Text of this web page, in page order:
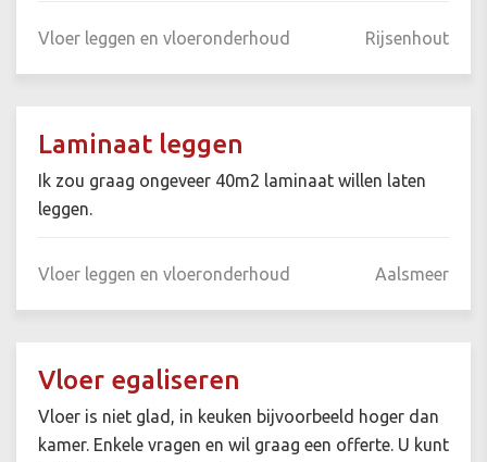
Vloer leggen en vloeronderhoud Rijsenhout
Laminaat leggen
Ik zou graag ongeveer 40m2 laminaat willen laten
leggen.
Vloer leggen en vloeronderhoud Aalsmeer
Vloer egaliseren
Vloer is niet glad, in keuken bijvoorbeeld hoger dan
kamer. Enkele vragen en wil graag een offerte. U kunt